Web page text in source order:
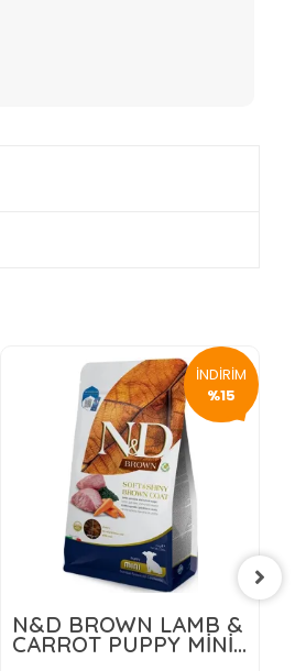
İNDİRİM
%15
N&D BROWN LAMB &
CARROT PUPPY MİNİ